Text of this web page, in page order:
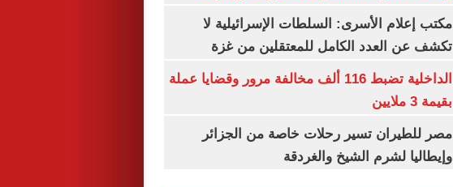
مكتب إعلام الأسرى: السلطات الإسرائيلية لا
تكشف عن العدد الكامل للمعتقلين من غزة
الداخلية تضبط 116 ألف مخالفة مرور وقضايا عملة
بقيمة 3 ملايين
مصر للطيران تسير رحلات خاصة من الجزائر
وإيطاليا لشرم الشيخ والغردقة